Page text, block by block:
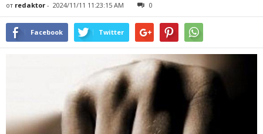
от redaktor - 2024/11/11 11:23:15 AM 0
Facebook Twitter